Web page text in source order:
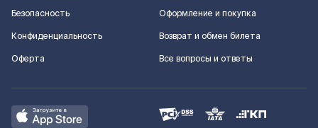
Безопасность
Конфиденциальность
Оферта
Оформление и покупка
Возврат и обмен билета
Все вопросы и ответы